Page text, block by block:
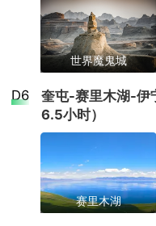
水域，
泊。东
百丈悬
的“西小
周围塔
静谧的
道，方便
年重建
阔的视
车和索
特地貌
住宿
阿勒泰酒店双人
美豪丽致酒店、
七月海度假酒店
班的酒店、维也
禾木景区内住宿条
区间车，请提前准
个小的背包即可；
景点
禾木
距离喀
风光和
地区时
分。禾
补充说明：含门票
交通
三湾【神仙湾】【
前往布尔津，途中
景点
喀纳斯
密林之
壮丽的
游客。
步爱好
沿着山
补充说明：含门
五彩滩
世界魔鬼城
早餐后，伴随童话
油田乌尔禾游览【
息。
世界魔
世界魔
貌核心
D6
奎屯-赛里木湖-伊
6.5小时）
赛里木湖